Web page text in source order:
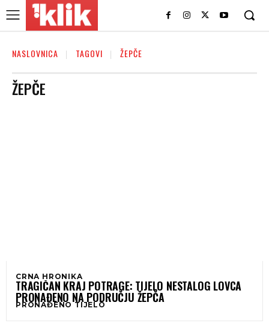
NASLOVNICA TAGOVI ŽEPČE
ŽEPČE
CRNA HRONIKA
TRAGIČAN KRAJ POTRAGE: TIJELO NESTALOG LOVCA
PRONAĐENO NA PODRUČJU ŽEPČA
PRONAĐENO TIJELO